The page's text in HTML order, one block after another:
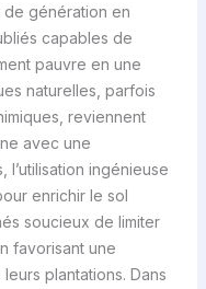
de génération en
capables de
pauvre en une
naturelles, parfois
reviennent
avec une
ingénieuse
enrichir le sol
soucieux de limiter
favorisant une
plantations. Dans